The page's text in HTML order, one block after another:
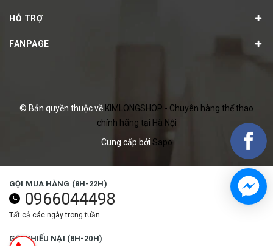
HỖ TRỢ
FANPAGE
© Bản quyền thuộc về KIMLONGSHOP - Chuyên hàng thể thao
chính hãng tại Hà Nội
Cung cấp bởi Sapo
GỌI MUA HÀNG (8H-22H)
0966044498
Tất cả các ngày trong tuần
GỌI KHIẾU NẠI (8H-20H)